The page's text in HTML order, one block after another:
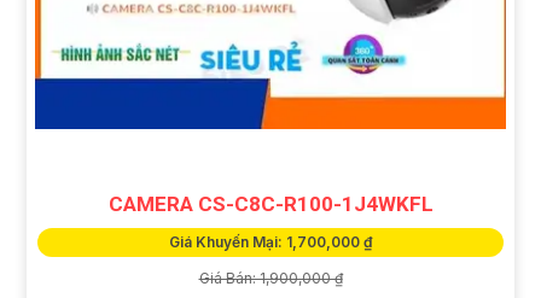
CAMERA CS-C8C-R100-1J4WKFL
Giá Khuyến Mại: 1,700,000 ₫
Giá Bán: 1,900,000 ₫